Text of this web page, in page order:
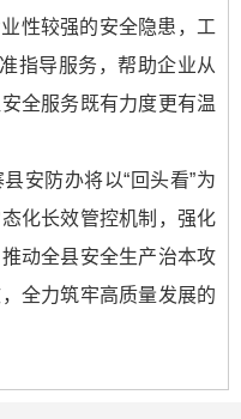
性较强的安全隐患，工
指导服务，帮助企业从
全服务既有力度更有温
安防办将以“回头看”为
化长效管控机制，强化
动全县安全生产治本攻
全力筑牢高质量发展的